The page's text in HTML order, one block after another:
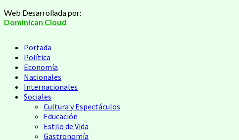
Saltar
al
Web Desarrollada por:
Dominican Cloud
Menú
principal
Portada
Política
Economía
Nacionales
Internacionales
Sociales
Cultura y Espectáculos
Educación
Estilo de Vida
Gastronomía